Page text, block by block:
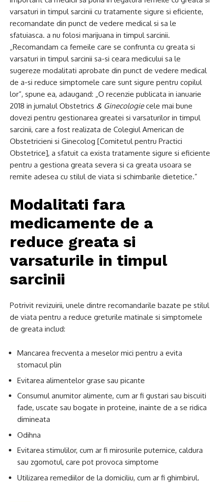
varsaturi in timpul sarcinii cu tratamente sigure si eficiente,
recomandate din punct de vedere medical si sa le
sfatuiasca. a nu folosi marijuana in timpul sarcinii.
„Recomandam ca femeile care se confrunta cu greata si
varsaturi in timpul sarcinii sa-si ceara medicului sa le
sugereze modalitati aprobate din punct de vedere medical
de a-si reduce simptomele care sunt sigure pentru copilul
lor”, spune ea, adaugand: „O recenzie publicata in ianuarie
2018 in jurnalul Obstetrics & Ginecologiecele mai bune
dovezi pentru gestionarea greatei si varsaturilor in timpul
sarcinii, care a fost realizata de Colegiul American de
Obstetricieni si Ginecolog [Comitetul pentru Practici
Obstetrice], a sfatuit ca exista tratamente sigure si eficiente
pentru a gestiona greata severa si ca greata usoara se
remite adesea cu stilul de viata si schimbarile dietetice.”
Modalitati fara
medicamente de a
reduce greata si
varsaturile in timpul
sarcinii
Potrivit revizuirii, unele dintre recomandarile bazate pe stilul
de viata pentru a reduce greturile matinale si simptomele
de greata includ:
Mancarea frecventa a meselor mici pentru a evita
stomacul plin
Evitarea alimentelor grase sau picante
Consumul anumitor alimente, cum ar fi gustari sau biscuiti
fade, uscate sau bogate in proteine, inainte de a se ridica
dimineata
Odihna
Evitarea stimulilor, cum ar fi mirosurile puternice, caldura
sau zgomotul, care pot provoca simptome
Utilizarea remediilor de la domiciliu, cum ar fi ghimbirul.